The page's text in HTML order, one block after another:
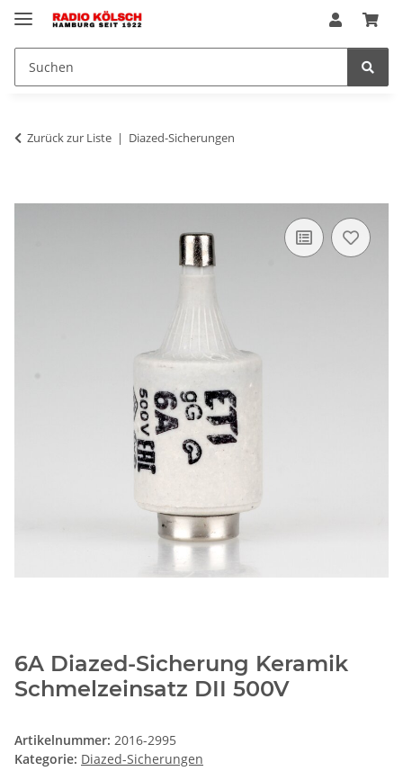
Zurück zur Liste Diazed-Sicherungen
6A Diazed-Sicherung Keramik
Schmelzeinsatz DII 500V
Artikelnummer: 2016-2995
Kategorie: Diazed-Sicherungen